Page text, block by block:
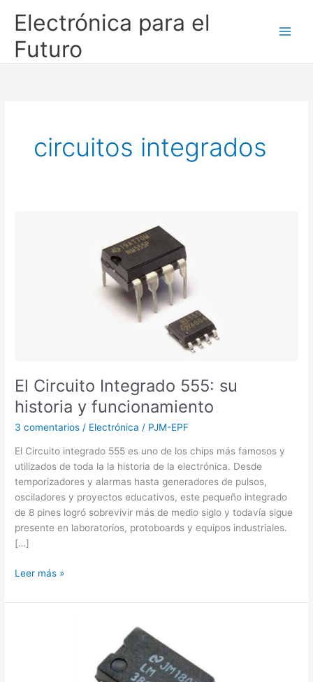
Electrónica para el
Futuro
circuitos integrados
El Circuito Integrado 555: su
historia y funcionamiento
3 comentarios / Electrónica / PJM-EPF
El Circuito integrado 555 es uno de los chips más famosos y
utilizados de toda la la historia de la electrónica. Desde
temporizadores y alarmas hasta generadores de pulsos,
osciladores y proyectos educativos, este pequeño integrado
de 8 pines logró sobrevivir más de medio siglo y todavía sigue
presente en laboratorios, protoboards y equipos industriales.
[…]
Leer más »